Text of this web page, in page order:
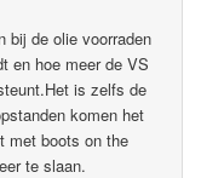
bij de olie voorraden
en hoe meer de VS
is zelfs de
komen het
met boots on the
te slaan.